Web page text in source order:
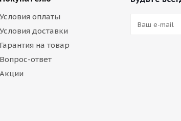
Условия оплаты
Условия доставки
Гарантия на товар
Вопрос-ответ
Акции